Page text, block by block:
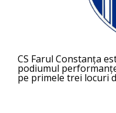
CS Farul Constanța
podiumul
pe primele trei locuri